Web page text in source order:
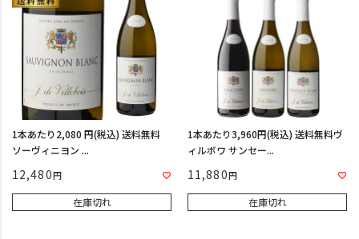
1本あたり2,080 円(税込) 送料無料
ソーヴィニヨン ...
12,480
在庫切れ
1本あたり3,960円(税込) 送料無料ヴ
ィルボワ サンセー...
11,880
在庫切れ